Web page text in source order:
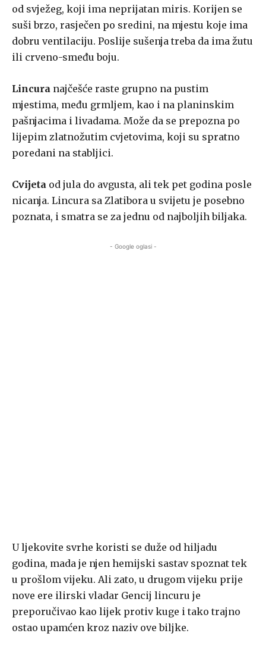
od svježeg, koji ima neprijatan miris. Korijen se
suši brzo, rasječen po sredini, na mjestu koje ima
dobru ventilaciju. Poslije sušenja treba da ima žutu
ili crveno-smeđu boju.
Lincura najčešće raste grupno na pustim
mjestima, među grmljem, kao i na planinskim
pašnjacima i livadama. Može da se prepozna po
lijepim zlatnožutim cvjetovima, koji su spratno
poredani na stabljici.
Cvijeta od jula do avgusta, ali tek pet godina posle
nicanja. Lincura sa Zlatibora u svijetu je posebno
poznata, i smatra se za jednu od najboljih biljaka.
- Google oglasi -
U ljekovite svrhe koristi se duže od hiljadu
godina, mada je njen hemijski sastav spoznat tek
u prošlom vijeku. Ali zato, u drugom vijeku prije
nove ere ilirski vladar Gencij lincuru je
preporučivao kao lijek protiv kuge i tako trajno
ostao upamćen kroz naziv ove biljke.